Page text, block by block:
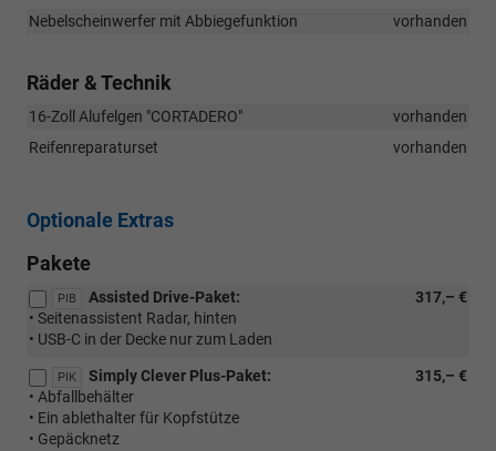
Nebelscheinwerfer mit Abbiegefunktion
vorhanden
Räder & Technik
16-Zoll Alufelgen "CORTADERO"
vorhanden
Reifenreparaturset
vorhanden
Optionale Extras
Pakete
PIB 317,– €
Assisted Drive-Paket:
• Seitenassistent Radar, hinten
• USB-C in der Decke nur zum Laden
PIK 315,– €
Simply Clever Plus-Paket:
• Abfallbehälter
• Ein ablethalter für Kopfstütze
• Gepäcknetz